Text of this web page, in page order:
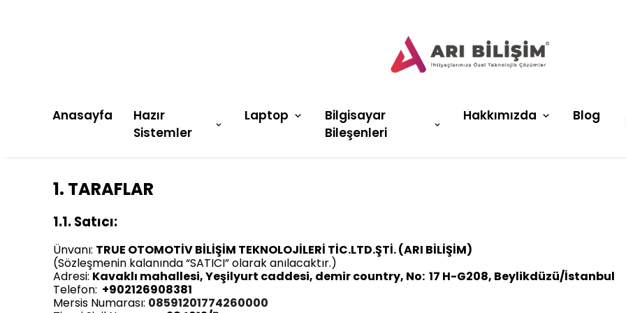
Anasayfa
Hazır
Sistemler
Laptop
Bilgisayar
Bileşenleri
Hakkımızda Blog
1. TARAFLAR
1.1. Satıcı:
Ünvanı: TRUE OTOMOTİV BİLİŞİM TEKNOLOJİLERİ TİC.LTD.ŞTİ. (ARI BİLİŞİM)
(Sözleşmenin kalanında “SATICI” olarak anılacaktır.)
Adresi: Kavaklı mahallesi, Yeşilyurt caddesi, demir country, No: 17 H-G208, Beylikdüzü/İstanbul
Telefon: +902126908381
Mersis Numarası: 08591201774260000